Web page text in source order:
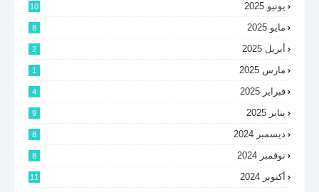
يونيو 2025 10
مايو 2025 8
أبريل 2025 2
مارس 2025 1
فبراير 2025 4
يناير 2025 9
ديسمبر 2024 8
نوفمبر 2024 8
أكتوبر 2024 11